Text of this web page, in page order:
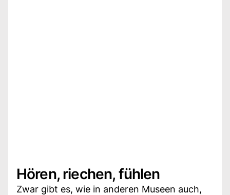
Hören, riechen, fühlen
Zwar gibt es, wie in anderen Museen auch,